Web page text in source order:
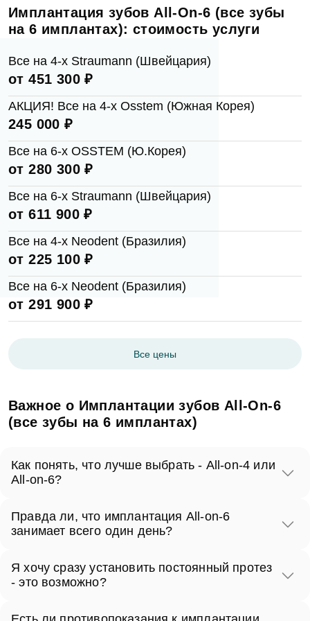
Имплантация зубов All-On-6 (все зубы
на 6 имплантах): стоимость услуги
Все на 4-х Straumann (Швейцария)
от 451 300 ₽
АКЦИЯ! Все на 4-х Osstem (Южная Корея)
245 000 ₽
Все на 6-х OSSTEM (Ю.Корея)
от 280 300 ₽
Все на 6-х Straumann (Швейцария)
от 611 900 ₽
Все на 4-х Neodent (Бразилия)
от 225 100 ₽
Все на 6-х Neodent (Бразилия)
от 291 900 ₽
Все цены
Важное о Имплантации зубов All-On-6
(все зубы на 6 имплантах)
Как понять, что лучше выбрать - All-on-4 или
All-on-6?
Имплантация All-on-6 - это вариация метода
имплантирования All-on-4. Разница состоит в
это 4 имплантата, а для All-on-6 - это 6 имплантатов.
Есть случаи, когда пациенту невозможно восстановить
например, клинические ситуации с проблемами десен,
Правда ли, что имплантация All-on-6
занимает всего один день?
Да, все верно! В большинстве случаев, для All-on-6
нужен всего один день. Однако, вы должны учитывать,
2-х часов и более), и чтобы выйти из операционного
Я хочу сразу установить постоянный протез
- это возможно?
Сразу после установки имплантатов постоянный
Согласен на обработку персональных
Согласен на
данных
Отправить